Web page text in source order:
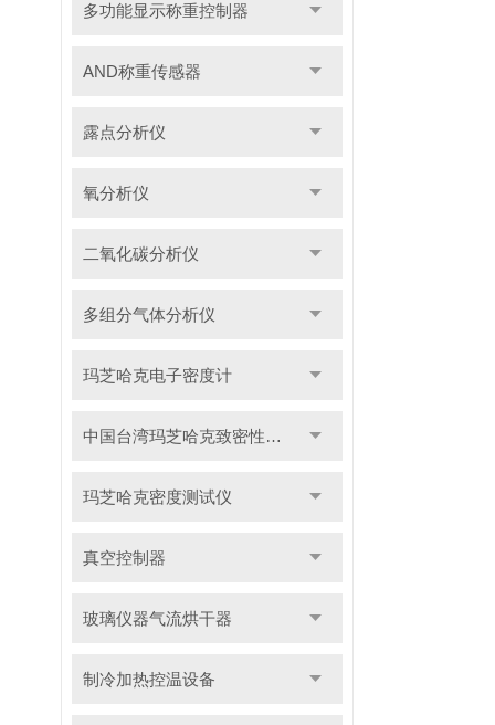
多功能显示称重控制器
AND称重传感器
露点分析仪
氧分析仪
二氧化碳分析仪
多组分气体分析仪
玛芝哈克电子密度计
中国台湾玛芝哈克致密性材料密度测试仪
玛芝哈克密度测试仪
真空控制器
玻璃仪器气流烘干器
制冷加热控温设备